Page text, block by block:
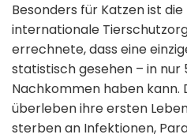
Besonders für Katzen ist
internationale
errechnete, dass eine
statistisch gesehen – in nur
Nachkommen haben kann.
überleben ihre ersten
sterben an Infektionen,